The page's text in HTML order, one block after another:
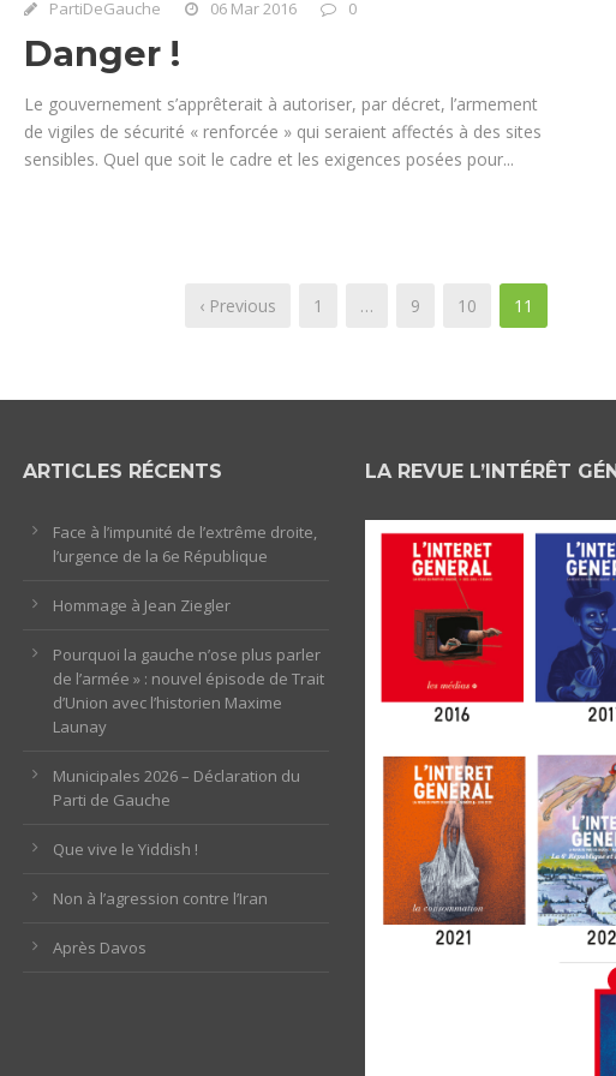
PartiDeGauche 06 Mar 2016 0
Danger !
Le gouvernement s’apprêterait à autoriser, par décret, l’armement
de vigiles de sécurité « renforcée » qui seraient affectés à des sites
sensibles. Quel que soit le cadre et les exigences posées pour...
‹ Previous 1 … 9 10 11
ARTICLES RÉCENTS
Face à l’impunité de l’extrême droite,
l’urgence de la 6e République
Hommage à Jean Ziegler
Pourquoi la gauche n’ose plus parler
de l’armée » : nouvel épisode de Trait
d’Union avec l’historien Maxime
Launay
Municipales 2026 – Déclaration du
Parti de Gauche
Que vive le Yiddish !
Non à l’agression contre l’Iran
Après Davos
LA REVUE L’INTÉRÊT